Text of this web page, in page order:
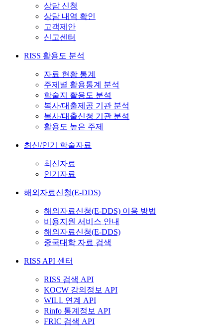
상담 신청
상담 내역 확인
고객제안
신고센터
RISS 활용도 분석
자료 현황 통계
주제별 활용통계 분석
학술지 활용도 분석
복사/대출제공 기관 분석
복사/대출신청 기관 분석
활용도 높은 주제
최신/인기 학술자료
최신자료
인기자료
해외자료신청(E-DDS)
해외자료신청(E-DDS) 이용 방법
비용지원 서비스 안내
해외자료신청(E-DDS)
중국대학 자료 검색
RISS API 센터
RISS 검색 API
KOCW 강의정보 API
WILL 연계 API
Rinfo 통계정보 API
FRIC 검색 API